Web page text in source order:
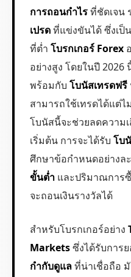
การถอนกำไรที่ชัดเจน
เปรดที่แข่งขันได้ ซึ่งเป็น
ที่ต่ำ โบรกเกอร์ Forex
อย่างสูง โดยในปี
พร้อมกับ โบนัสเทรดฟรี
สามารถใช้เทรดได้แต่
โบนัสนี้จะช่วยลดความ
เริ่มต้น การจะได้รับ โบ
ศึกษาข้อกำหนดอย่างล
ขั้นต่ำ และปริมาณการ
จะถอนเงินรางวัลได้
สำหรับโบรกเกอร์อย่าง
Marketsซึ่งได้รับการ
กำกับดูแลที่น่าเชื่อถือ